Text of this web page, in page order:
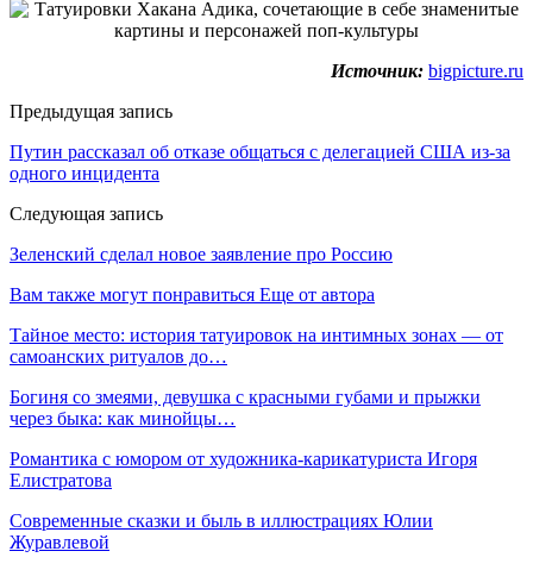
Источник: bigpicture.ru
Предыдущая запись
Путин рассказал об отказе общаться с делегацией США из-за
одного инцидента
Следующая запись
Зеленский сделал новое заявление про Россию
Вам также могут понравиться Еще от автора
Тайное место: история татуировок на интимных зонах — от
самоанских ритуалов до…
Богиня со змеями, девушка с красными губами и прыжки
через быка: как минойцы…
Романтика с юмором от художника-карикатуриста Игоря
Елистратова
Современные сказки и быль в иллюстрациях Юлии
Журавлевой